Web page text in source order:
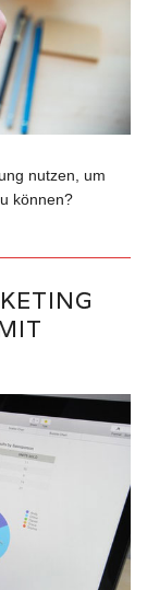
nutzen, um
können?